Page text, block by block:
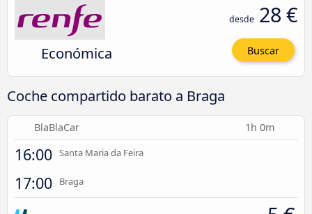
Económica
desde 28 €
Buscar
Coche compartido barato a Braga
BlaBlaCar 1h 0m
16:00 Santa Maria da Feira
17:00 Braga